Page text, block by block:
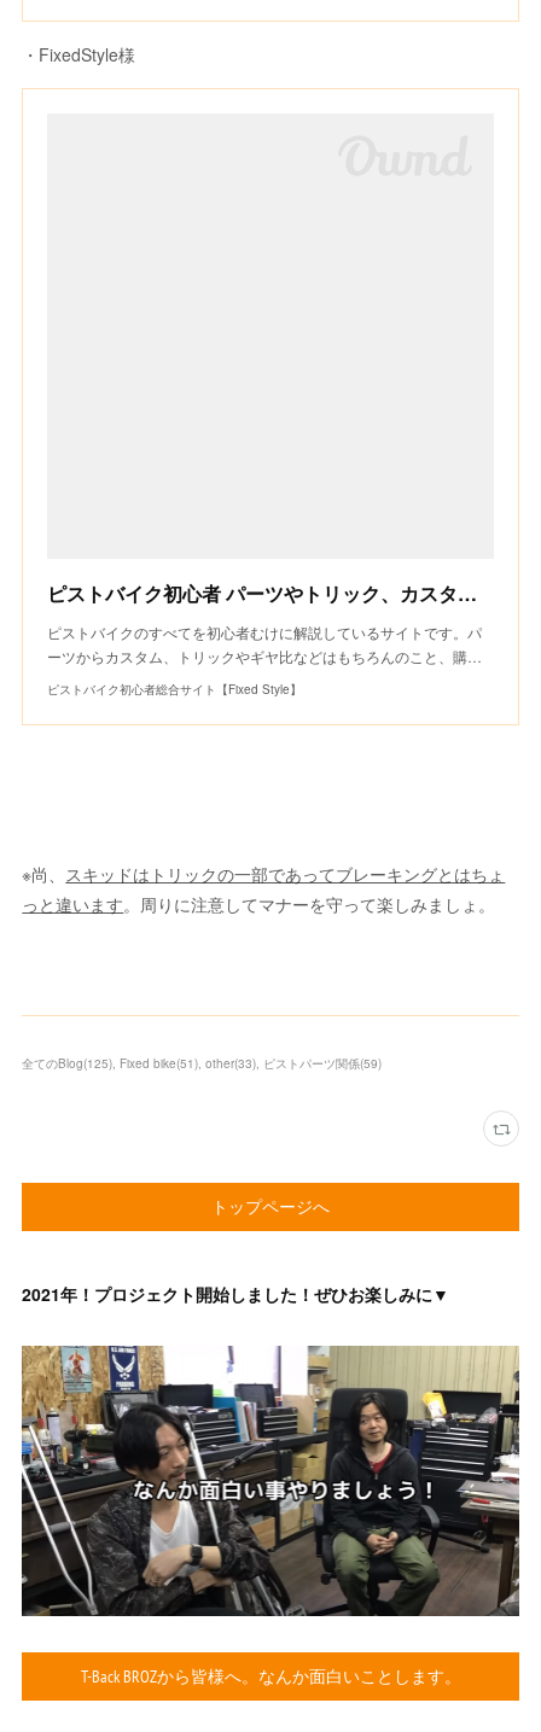
・FixedStyle様
ピストバイク初心者 パーツやトリック、カスタムのことなら【Fixed Style】
ピストバイクのすべてを初心者むけに解説しているサイトです。パ
ーツからカスタム、トリックやギヤ比などはもちろんのこと、購…
ピストバイク初心者総合サイト【Fixed Style】
※尚、 スキッドはトリックの一部であってブレーキングとはちょ
っと違います。周りに注意してマナーを守って楽しみましょ。
全てのBlog(125) Fixed bike(51) other(33) ピストパーツ関係(59)
トップページへ
2021年！プロジェクト開始しました！ぜひお楽しみに▼
T-Back BROZから皆様へ。なんか面白いことします。